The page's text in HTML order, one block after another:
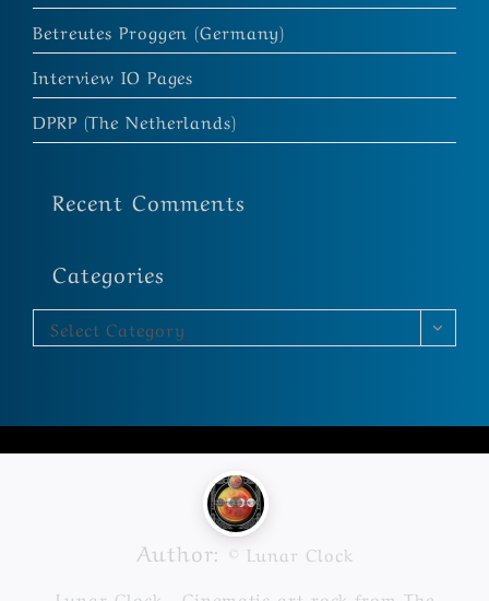
Betreutes Proggen (Germany)
Interview IO Pages
DPRP (The Netherlands)
Recent Comments
Categories
Select Category
Author: © Lunar Clock